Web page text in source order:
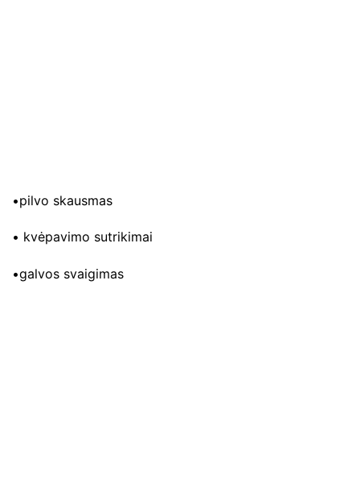
•pilvo skausmas
• kvėpavimo sutrikimai
•galvos svaigimas